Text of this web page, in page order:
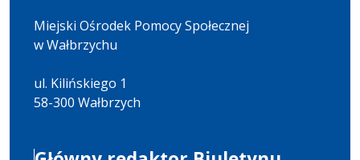
Miejski Ośrodek Pomocy Społecznej
w Wałbrzychu
ul. Kilińskiego 1
58-300 Wałbrzych